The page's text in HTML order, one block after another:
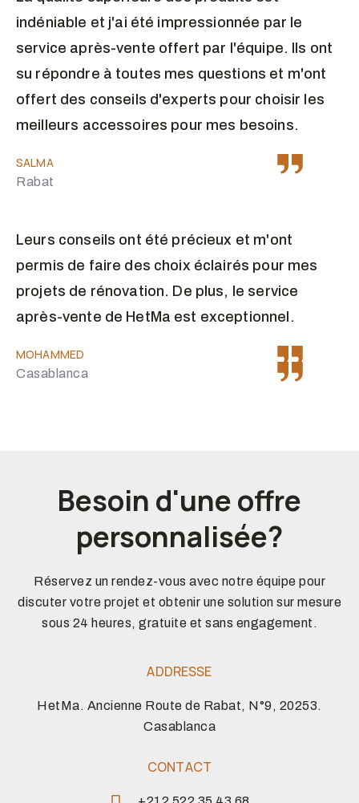
indéniable et j'ai été impressionnée par le
service après-vente offert par l'équipe. Ils ont
su répondre à toutes mes questions et m'ont
offert des conseils d'experts pour choisir les
meilleurs accessoires pour mes besoins.
SALMA
Rabat
Leurs conseils ont été précieux et m'ont
permis de faire des choix éclairés pour mes
projets de rénovation. De plus, le service
après-vente de HetMa est exceptionnel.
MOHAMMED
Casablanca
Besoin d'une offre
personnalisée?
Réservez un rendez-vous avec notre équipe pour
discuter votre projet et obtenir une solution sur mesure
sous 24 heures, gratuite et sans engagement.
ADDRESSE
HetMa. Ancienne Route de Rabat, N°9, 20253.
Casablanca
CONTACT